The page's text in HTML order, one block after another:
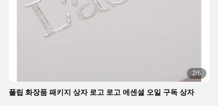
2/6
플립 화장품 패키지 상자 로고 로고 에센셜 오일 구독 상자